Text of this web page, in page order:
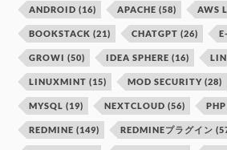
ANDROID (16) APACHE (58) AWS
BOOKSTACK (21) CHATGPT (26)
GROWI (50) IDEA SPHERE (16)
LINUXMINT (15) MOD SECURITY (28)
MYSQL (19) NEXTCLOUD (56) PHP
REDMINE (149) REDMINEプラグイン